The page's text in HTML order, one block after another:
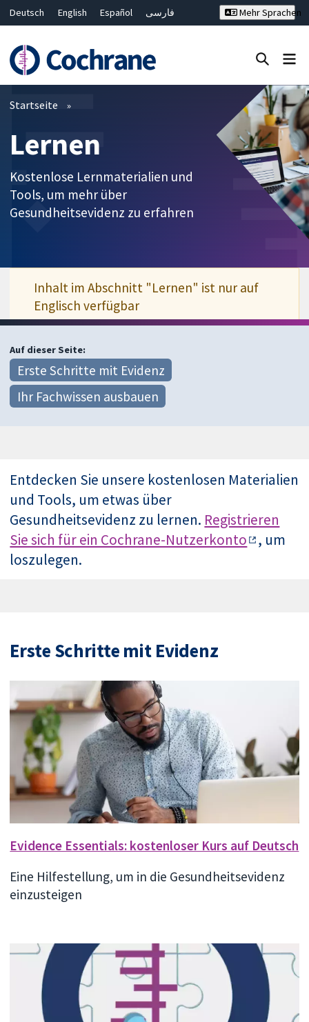
Deutsch English Español
فارسی
Bahasa Malaysia
ไทย
繁體中文
简体中文
Mehr Sprachen
Filter Close search ✖
Startseite
Lernen
Kostenlose Lernmaterialien und
Tools, um mehr über
Gesundheitsevidenz zu erfahren
Inhalt im Abschnitt "Lernen" ist nur auf
Englisch verfügbar
Auf dieser Seite:
Erste Schritte mit Evidenz
Ihr Fachwissen ausbauen
Entdecken Sie unsere kostenlosen Materialien
und Tools, um etwas über
Gesundheitsevidenz zu lernen. Registrieren
Sie sich für ein Cochrane-Nutzerkonto
, um
loszulegen.
Erste Schritte mit Evidenz
Evidence Essentials: kostenloser Kurs auf Deutsch
Eine Hilfestellung, um in die Gesundheitsevidenz
einzusteigen